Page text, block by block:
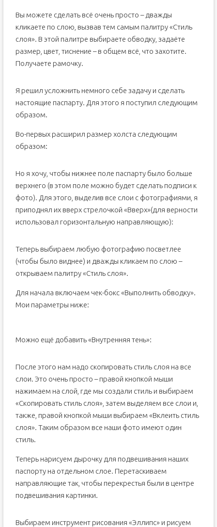
Вы можете сделать всё очень просто – дважды
кликаете по слою, вызвав тем самым палитру «Стиль
слоя». В этой палитре выбираете обводку, задаёте
размер, цвет, тиснение – в общем всё, что захотите.
Получаете рамочку.
Я решил усложнить немного себе задачу и сделать
настоящие паспарту. Для этого я поступил следующим
образом.
Во-первых расширил размер холста следующим
образом:
Но я хочу, чтобы нижнее поле паспарту было больше
верхнего (в этом поле можно будет сделать подписи к
фото). Для этого, выделив все слои с фотографиями, я
приподнял их вверх стрелочкой «Вверх»(для верности
использовал горизонтальную направляющую):
Теперь выбираем любую фотографию посветлее
(чтобы было виднее) и дважды кликаем по слою –
открываем палитру «Стиль слоя».
Для начала включаем чек-бокс «Выполнить обводку».
Мои параметры ниже:
Можно ещё добавить «Внутренняя тень»:
После этого нам надо скопировать стиль слоя на все
слои. Это очень просто – правой кнопкой мыши
нажимаем на слой, где мы создали стиль и выбираем
«Скопировать стиль слоя», затем выделяем все слои и,
также, правой кнопкой мыши выбираем «Вклеить стиль
слоя». Таким образом все наши фото имеют один
стиль.
Теперь нарисуем дырочку для подвешивания наших
паспорту на отдельном слое. Перетаскиваем
направляющие так, чтобы перекрестья были в центре
подвешивания картинки.
Выбираем инструмент рисования «Эллипс» и рисуем